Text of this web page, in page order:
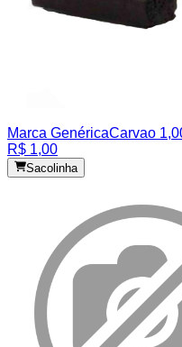
Marca GenéricaCarvao
R$ 1,00
Sacolinha